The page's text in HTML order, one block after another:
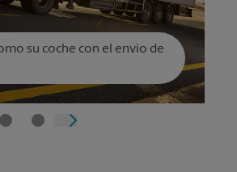
su coche con el envío de